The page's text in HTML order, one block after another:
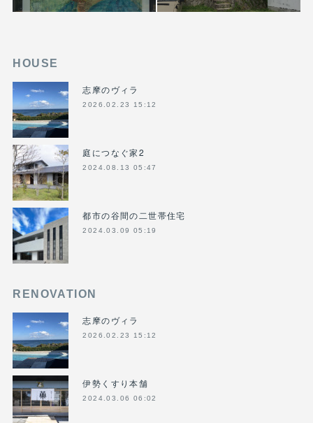
HOUSE
志摩のヴィラ
2026.02.23 15:12
庭につなぐ家2
2024.08.13 05:47
都市の谷間の二世帯住宅
2024.03.09 05:19
RENOVATION
志摩のヴィラ
2026.02.23 15:12
伊勢くすり本舗
2024.03.06 06:02